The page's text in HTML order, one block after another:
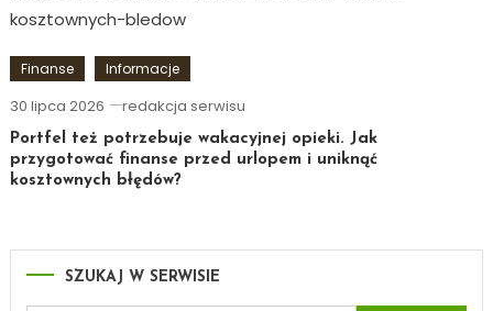
Finanse Informacje
30 lipca 2026 redakcja serwisu
Portfel też potrzebuje wakacyjnej opieki. Jak
przygotować finanse przed urlopem i uniknąć
kosztownych błędów?
SZUKAJ W SERWISIE